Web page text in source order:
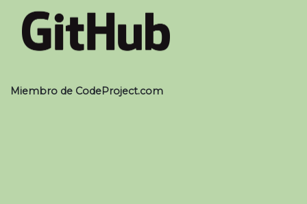
Miembro de CodeProject.com